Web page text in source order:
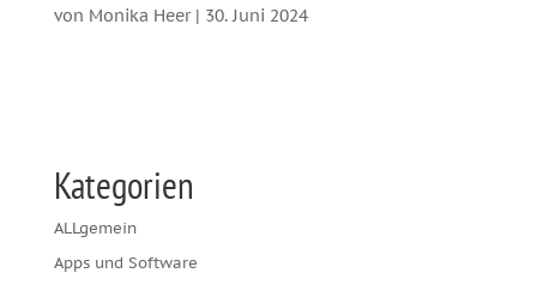
von Monika Heer| 30. Juni 2024
Kategorien
ALLgemein
Apps und Software